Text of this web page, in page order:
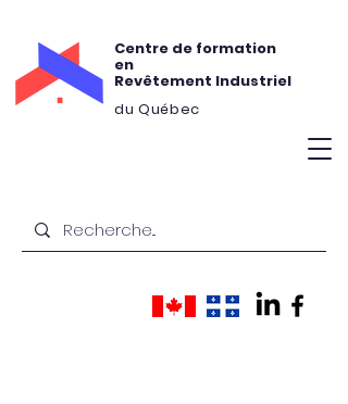
Centre de formation
en
Revêtement Industriel
du Québec